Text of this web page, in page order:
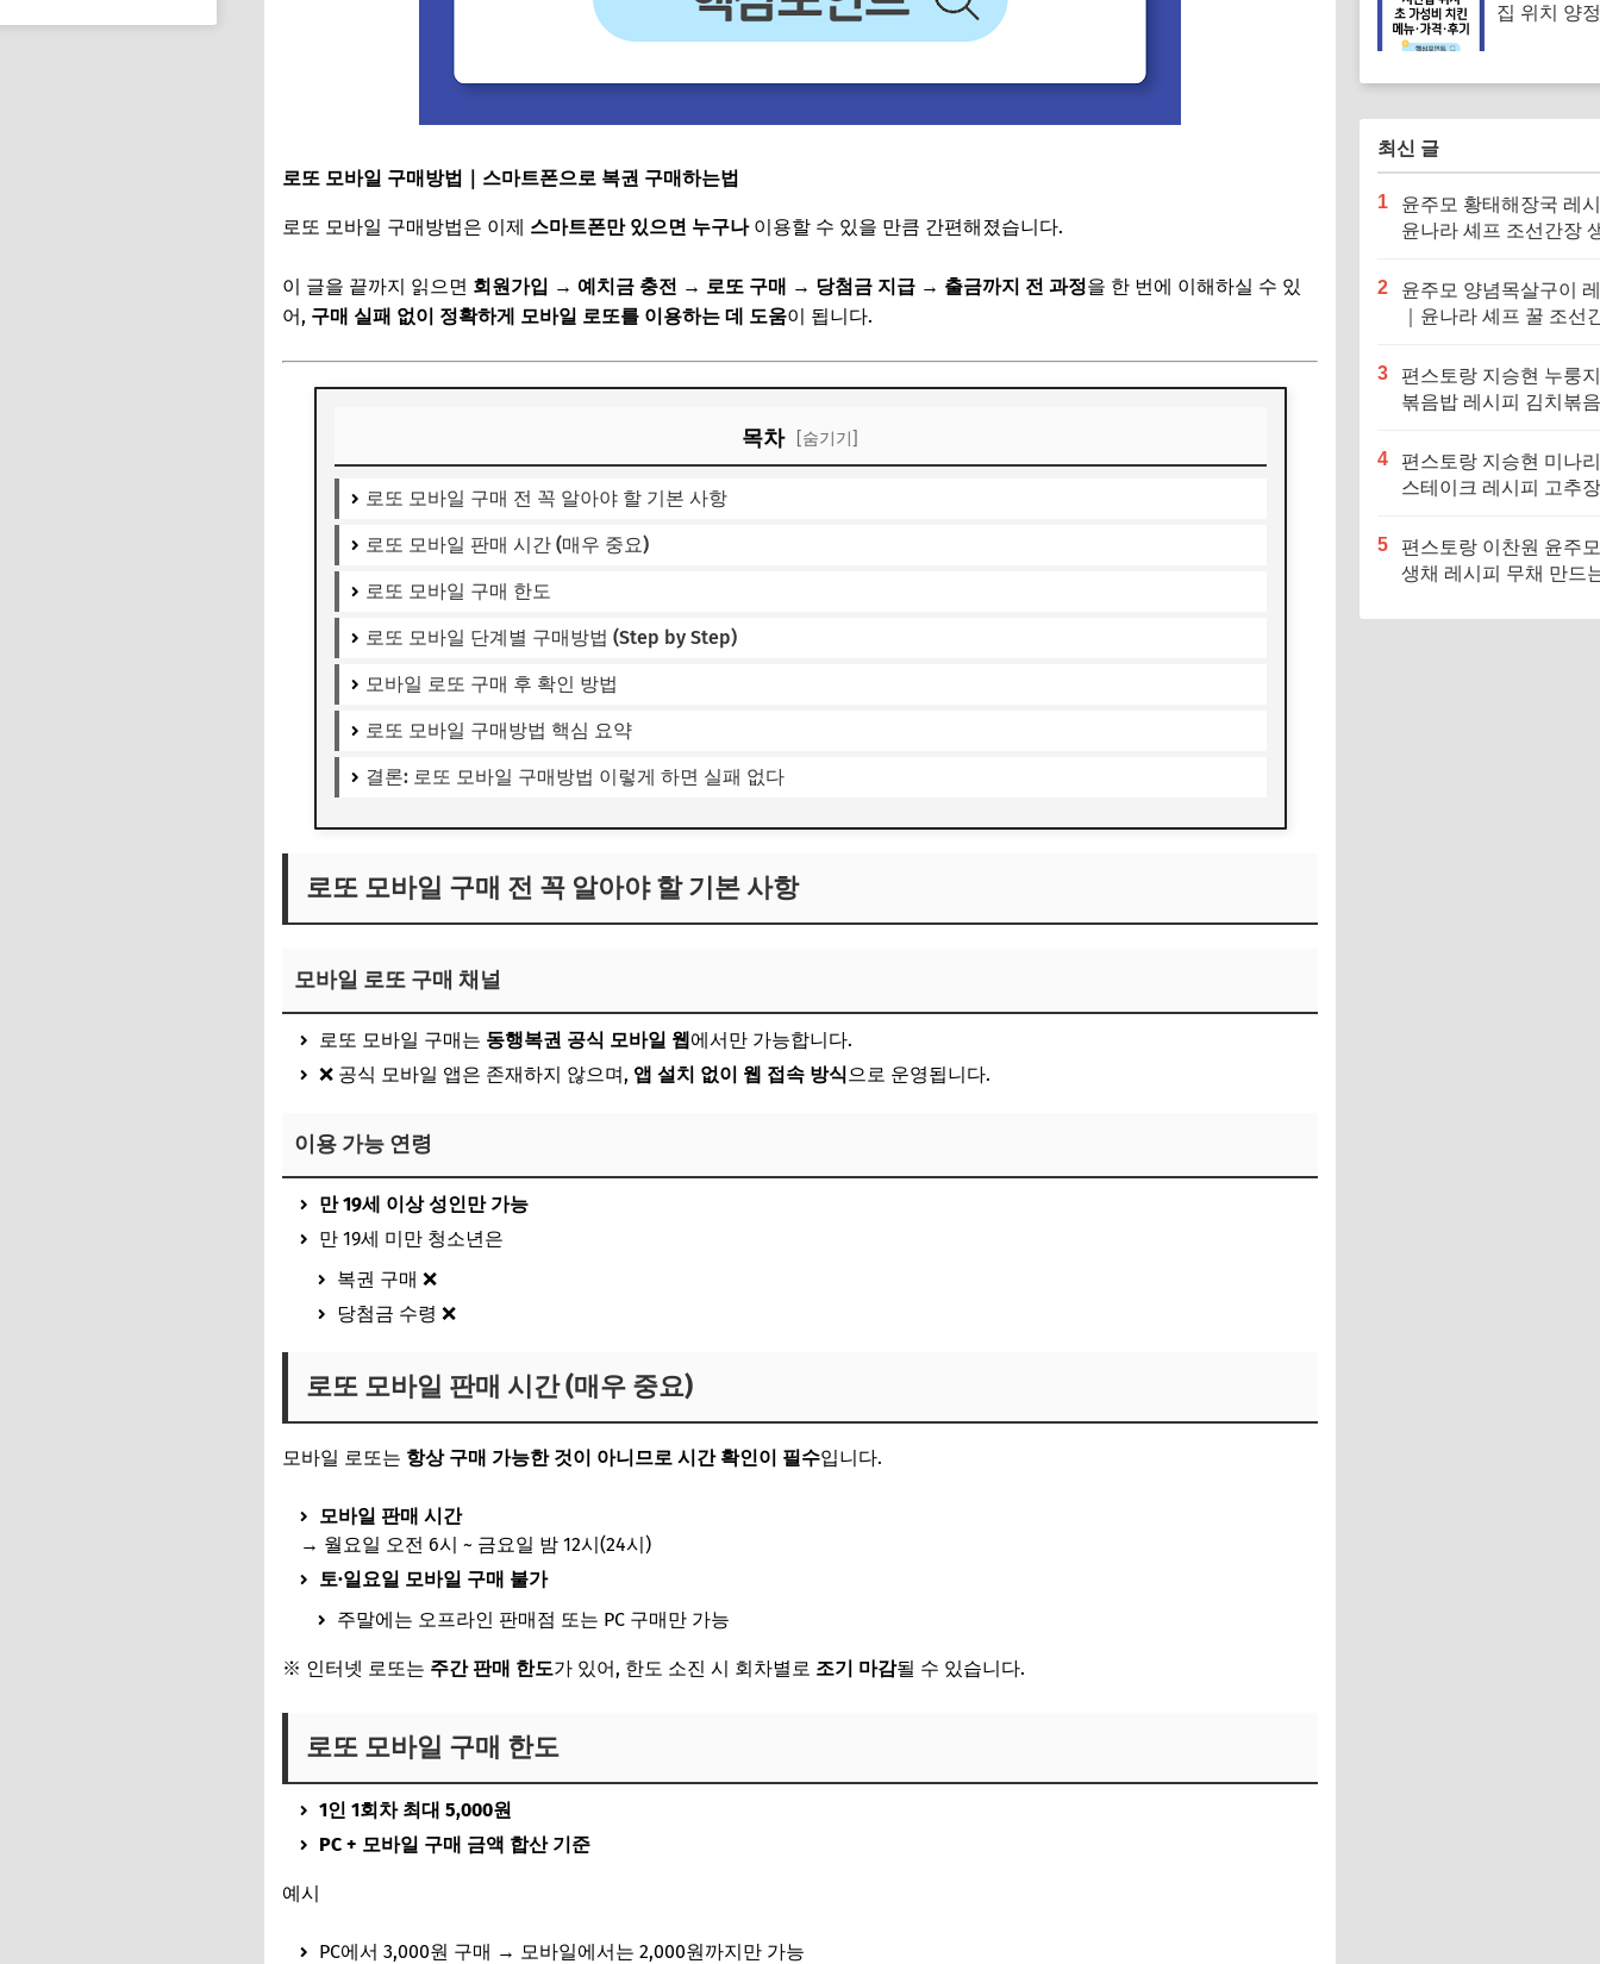
로또 모바일 구매방법｜스마트폰으로 복권 구매하는법
로또 모바일 구매방법은 이제 스마트폰만 있으면 누구나이용할 수 있을 만큼 간편해졌습니다.
이 글을 끝까지 읽으면 회원가입 → 예치금 충전 → 로또 구매 → 당첨금 지급 → 출금까지 전 과정을 한 번에 이해하실 수 있
어, 구매 실패 없이 정확하게 모바일 로또를 이용하는 데 도움이 됩니다.
목차 [숨기기]
로또 모바일 구매 전 꼭 알아야 할 기본 사항
로또 모바일 판매 시간 (매우 중요)
로또 모바일 구매 한도
로또 모바일 단계별 구매방법 (Step by Step)
모바일 로또 구매 후 확인 방법
로또 모바일 구매방법 핵심 요약
결론: 로또 모바일 구매방법 이렇게 하면 실패 없다
로또 모바일 구매 전 꼭 알아야 할 기본 사항
모바일 로또 구매 채널
로또 모바일 구매는 동행복권 공식 모바일 웹에서만 가능합니다.
❌ 공식 모바일 앱은 존재하지 않으며, 앱 설치 없이 웹 접속 방식으로 운영됩니다.
이용 가능 연령
만 19세 이상 성인만 가능
만 19세 미만 청소년은
복권 구매 ❌
당첨금 수령 ❌
로또 모바일 판매 시간 (매우 중요)
모바일 로또는 항상 구매 가능한 것이 아니므로 시간 확인이 필수입니다.
모바일 판매 시간
→ 월요일 오전 6시 ~ 금요일 밤 12시(24시)
토·일요일 모바일 구매 불가
주말에는 오프라인 판매점 또는 PC 구매만 가능
※ 인터넷 로또는 주간 판매 한도가 있어, 한도 소진 시 회차별로 조기 마감될 수 있습니다.
로또 모바일 구매 한도
1인 1회차 최대 5,000원
PC + 모바일 구매 금액 합산 기준
예시
PC에서 3,000원 구매 → 모바일에서는 2,000원까지만 가능
집 위치 양
기
최신 글
1
윤주모 황태해장국 레
윤나라 셰프 조선간장
2
윤주모 양념목살구이
｜윤나라 셰프 꿀 조선
3
편스토랑 지승현 누룽
볶음밥 레시피 김치볶
4
편스토랑 지승현 미나
스테이크 레시피 고추
5
편스토랑 이찬원 윤주
생채 레시피 무채 만드